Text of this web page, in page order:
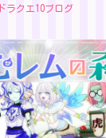
ドラクエ10ブログ